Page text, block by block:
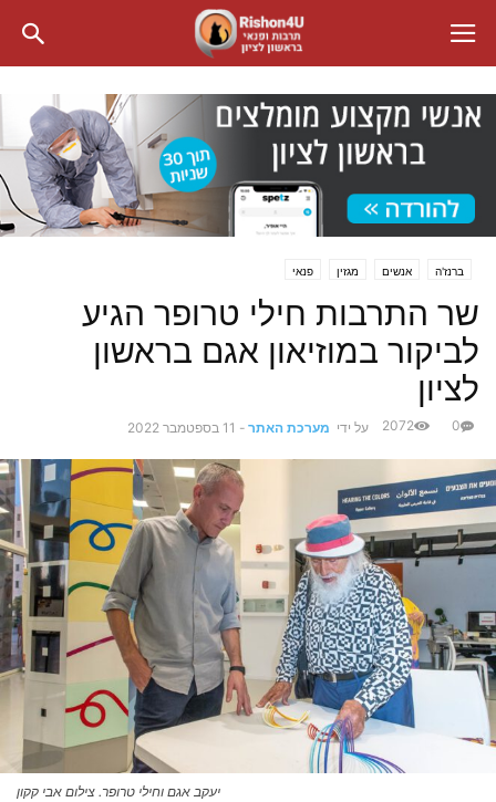
ברנז'ה אנשים מגזין פנאי
שר התרבות חילי טרופר הגיע
לביקור במוזיאון אגם בראשון
לציון
על ידי מערכת האתר - 11 בספטמבר 2022 0
2072
יעקב אגם וחילי טרופר. צילום אבי קקון